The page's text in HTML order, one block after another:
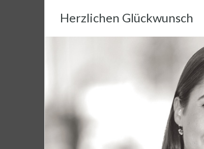
Herzlichen Glückwunsch